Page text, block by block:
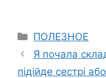
Categories
ПОЛЕЗНОЕ
Я почала
підійде сестрі